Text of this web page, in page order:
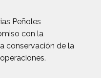
Peñoles
con la
conservación de la